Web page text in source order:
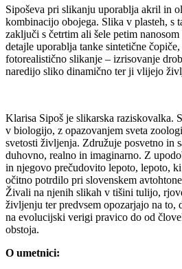
Sipoševa pri slikanju uporablja akril in
kombinacijo obojega. Slika v plasteh, s
zaključi s četrtim ali šele petim
detajle uporablja tanke sintetične
fotorealistično slikanje – izrisovanje
naredijo sliko dinamično ter ji vlijejo
Klarisa Sipoš je slikarska raziskovalka.
v biologijo, z opazovanjem sveta
svetosti življenja. Združuje posvetno in
duhovno, realno in imaginarno. Z
in njegovo prečudovito lepoto, lepoto,
očitno potrdilo pri slovenskem
Živali na njenih slikah v tišini tulijo,
življenju ter predvsem opozarjajo na
na evolucijski verigi pravico do od
obstoja.
O umetnici: